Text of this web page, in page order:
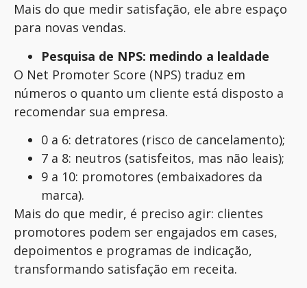
Mais do que medir satisfação, ele abre espaço
para novas vendas.
Pesquisa de NPS: medindo a lealdade
O Net Promoter Score (NPS) traduz em
números o quanto um cliente está disposto a
recomendar sua empresa.
0 a 6: detratores (risco de cancelamento);
7 a 8: neutros (satisfeitos, mas não leais);
9 a 10: promotores (embaixadores da
marca).
Mais do que medir, é preciso agir: clientes
promotores podem ser engajados em cases,
depoimentos e programas de indicação,
transformando satisfação em receita.